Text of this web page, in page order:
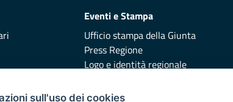
Eventi e Stampa
Ufficio stampa della Giunta
Press Regione
Logo e identità regionale
Redazione
sull'uso dei cookies